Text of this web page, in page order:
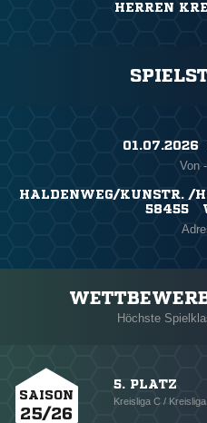
HERREN
01.07.2026
Von
HALDENWEG/KUNSTR. /
58455
Höchste
SAISON
25/26
5. PLATZ
Kreisliga C /